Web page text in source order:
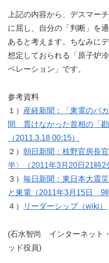
上記の内容から、デスマー
に屈し、自分の「判断」を
あると考えます。ちなみに
想定しておられる「原子炉
ペレーション」です。
参考資料
１） 産経新聞：「東電のバ
間 貫けなかった首相の「
（2011.3.18 00:15）
２） 朝日新聞：枝野官房長
半〉（2011年3月20日21時2
３） 毎日新聞：東日本大震
と東電（2011年3月15日 9
４）
リーダーシップ（wiki）
(石水智尚 インターネット
ッド役員)